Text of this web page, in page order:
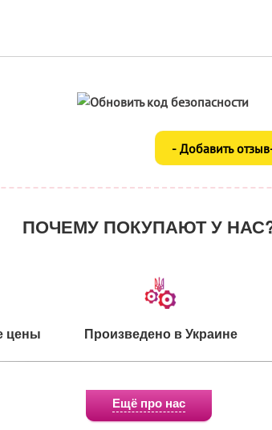
ПОЧЕМУ ПОКУПАЮТ У
цены Произведено в Украине
Ещё про нас